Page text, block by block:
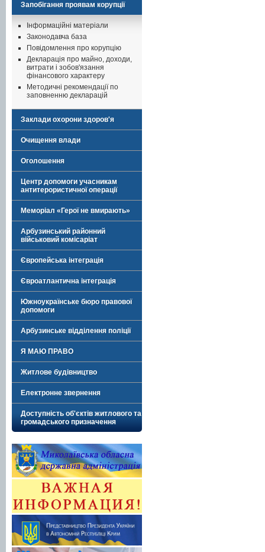
Запобігання проявам корупції
Інформаційні матеріали
Законодавча база
Повідомлення про корупцію
Декларація про майно, доходи,
витрати і зобов'язання
фінансового характеру
Методичні рекомендації по
заповненню декларацій
Заклади охорони здоров'я
Очищення влади
Оголошення
Центр допомоги учасникам
антитерористичної операції
Меморіал «Герої не вмирають»
Арбузинський районний
військовий комісаріат
Європейська інтеграція
Євроатлантична інтеграція
Южноукраїнське бюро правової
допомоги
Арбузинське відділення поліції
Я МАЮ ПРАВО
Житлове будівництво
Електронне звернення
Доступність об'єктів житлового та
громадського призначення